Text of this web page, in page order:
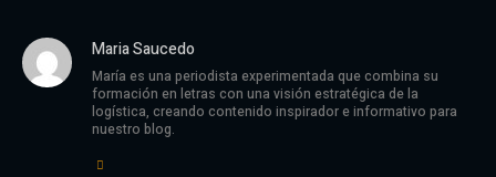
Maria Saucedo
María es una periodista experimentada que combina su
formación en letras con una visión estratégica de la
logística, creando contenido inspirador e informativo para
nuestro blog.